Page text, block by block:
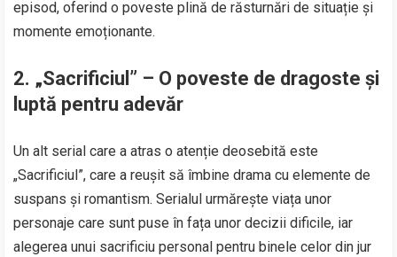
episod, oferind o poveste plină de răsturnări de situație și
momente emoționante.
2. „Sacrificiul” – O poveste de dragoste și
luptă pentru adevăr
Un alt serial care a atras o atenție deosebită este
„Sacrificiul”, care a reușit să îmbine drama cu elemente de
suspans și romantism. Serialul urmărește viața unor
personaje care sunt puse în fața unor decizii dificile, iar
alegerea unui sacrificiu personal pentru binele celor din jur